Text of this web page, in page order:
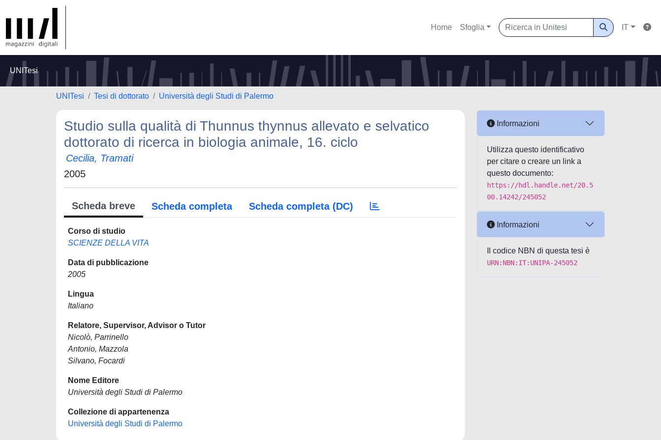
Home Sfoglia IT
UNITesi
UNITesi Tesi di dottorato Università degli Studi di Palermo
Studio sulla qualità di Thunnus thynnus allevato e selvatico
dottorato di ricerca in biologia animale, 16. ciclo
Cecilia, Tramati
2005
Scheda breve Scheda completa Scheda completa (DC)
Corso di studio
SCIENZE DELLA VITA
Data di pubblicazione
2005
Lingua
Italiano
Relatore, Supervisor, Advisor o Tutor
Nicolò, Parrinello
Antonio, Mazzola
Silvano, Focardi
Nome Editore
Università degli Studi di Palermo
Collezione di appartenenza
Università degli Studi di Palermo
Informazioni
Utilizza questo identificativo
per citare o creare un link a
questo documento:
https://hdl.handle.net/20.5
00.14242/245052
Informazioni
Il codice NBN di questa tesi è
URN:NBN:IT:UNIPA-245052